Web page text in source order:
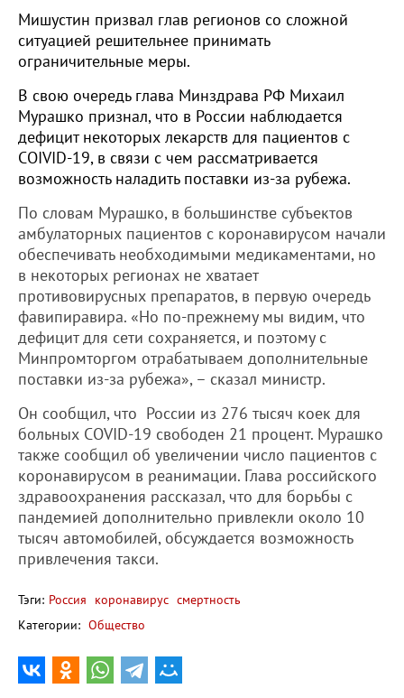
Мишустин призвал глав регионов со сложной
ситуацией решительнее принимать
ограничительные меры.
В свою очередь глава Минздрава РФ Михаил
Мурашко признал, что в России наблюдается
дефицит некоторых лекарств для пациентов с
COIVID-19, в связи с чем рассматривается
возможность наладить поставки из-за рубежа.
По словам Мурашко, в большинстве субъектов
амбулаторных пациентов с коронавирусом начали
обеспечивать необходимыми медикаментами, но
в некоторых регионах не хватает
противовирусных препаратов, в первую очередь
фавипиравира. «Но по-прежнему мы видим, что
дефицит для сети сохраняется, и поэтому с
Минпромторгом отрабатываем дополнительные
поставки из-за рубежа», – сказал министр.
Он сообщил, что России из 276 тысяч коек для
больных COVID-19 свободен 21 процент. Мурашко
также сообщил об увеличении число пациентов с
коронавирусом в реанимации. Глава российского
здравоохранения рассказал, что для борьбы с
пандемией дополнительно привлекли около 10
тысяч автомобилей, обсуждается возможность
привлечения такси.
Тэги: Россия коронавирус смертность
Категории: Общество